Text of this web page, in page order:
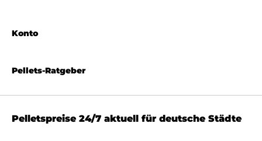
Pellets-Ratgeber
Konto
Pelletspreise 24/7 aktuell für deutsche Städte